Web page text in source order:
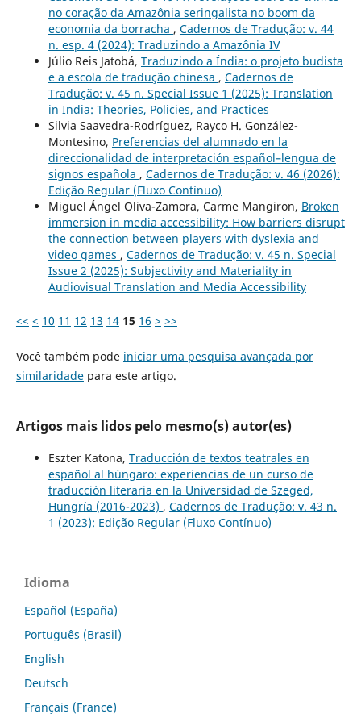
no coração da Amazônia seringalista no boom da
economia da borracha , Cadernos de Tradução: v. 44
n. esp. 4 (2024): Traduzindo a Amazônia IV
Júlio Reis Jatobá, Traduzindo a Índia: o projeto budista
e a escola de tradução chinesa , Cadernos de
Tradução: v. 45 n. Special Issue 1 (2025): Translation
in India: Theories, Policies, and Practices
Silvia Saavedra-Rodríguez, Rayco H. González-
Montesino, Preferencias del alumnado en la
direccionalidad de interpretación español–lengua de
signos española , Cadernos de Tradução: v. 46 (2026):
Edição Regular (Fluxo Contínuo)
Miguel Ángel Oliva-Zamora, Carme Mangiron, Broken
immersion in media accessibility: How barriers disrupt
the connection between players with dyslexia and
video games , Cadernos de Tradução: v. 45 n. Special
Issue 2 (2025): Subjectivity and Materiality in
Audiovisual Translation and Media Accessibility
<< < 10 11 12 13 14 15 16 > >>
Você também pode iniciar uma pesquisa avançada por
similaridadepara este artigo.
Artigos mais lidos pelo mesmo(s) autor(es)
Eszter Katona, Traducción de textos teatrales en
español al húngaro: experiencias de un curso de
traducción literaria en la Universidad de Szeged,
Hungría (2016-2023) , Cadernos de Tradução: v. 43 n.
1 (2023): Edição Regular (Fluxo Contínuo)
Idioma
Español (España)
Português (Brasil)
English
Deutsch
Français (France)